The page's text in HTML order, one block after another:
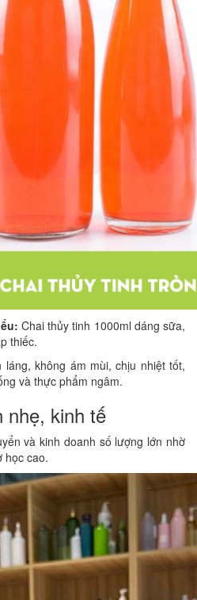
Chai thủy tinh 1000ml dáng sữa,
thiếc.
láng, không ám mùi, chịu nhiệt tốt,
và thực phẩm ngâm.
nhẹ, kinh tế
và kinh doanh số lượng lớn nhờ
học cao.